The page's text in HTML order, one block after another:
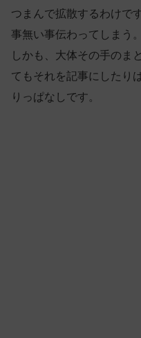
つまんで拡散するわけで
事無い事伝わってしまう。
しかも、大体その手のま
てもそれを記事にしたり
りっぱなしです。